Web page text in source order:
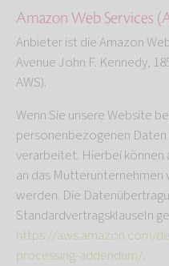
Amazon Web Services
Anbieter ist die Amazon
Avenue John F. Kennedy,
AWS).
Wenn Sie unsere Website
personenbezogenen Daten
verarbeitet. Hierbei
an das Mutterunternehmen
werden. Die
Standardvertragsklauseln
https://aws.amazon.com/
processing-addendum/.